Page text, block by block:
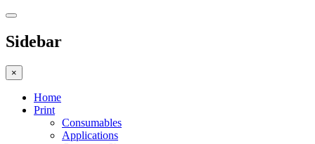
Sidebar
×
Home
Print
Consumables
Applications